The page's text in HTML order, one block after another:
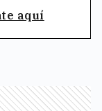
aquí